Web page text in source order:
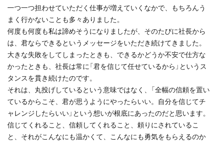
一つ一つ担わせていただく仕事が増えていくなかで、もちろんう
まく行かないことも多々ありました。
何度も何度も私は諦めそうになりましたが、そのたびに社長から
は、君ならできるというメッセージをいただき続けてきました。
大きな失敗をしてしまったときも、できるかどうか不安で仕方な
かったときも、社長は常に「君を信じて任せているから」というス
タンスを貫き続けたのです。
それは、丸投げしているという意味ではなく、「全幅の信頼を置い
ているからこそ、君が思うようにやったらいい。自分を信じてチ
ャレンジしたらいい」という想いが根底にあったのだと思います。
信じてくれること、信頼してくれること、頼りにされているこ
と、それがこんなにも温かくて、こんなにも勇気をもらえるのか